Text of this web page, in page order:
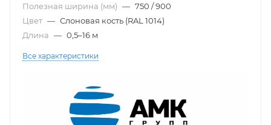
Полезная ширина (мм) — 750 / 900
Цвет — Слоновая кость (RAL 1014)
Длина — 0,5–16 м
Все характеристики